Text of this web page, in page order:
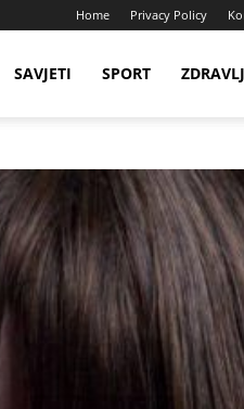
Home Privacy Policy
SAVJETI SPORT